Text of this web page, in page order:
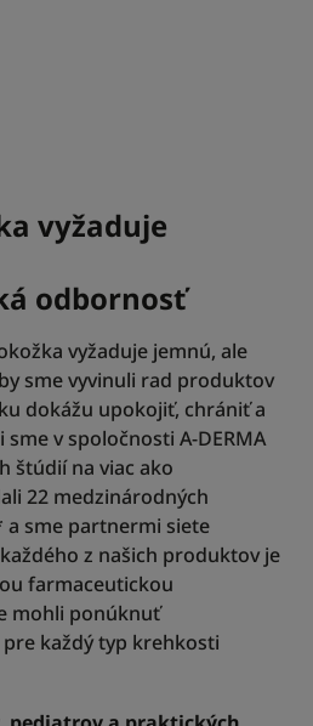
vyžaduje
odbornosť
vyžaduje jemnú, ale
sme vyvinuli rad produktov
dokážu upokojiť, chrániť a
v spoločnosti A-DERMA
štúdií na viac ako
22 medzinárodných
sme partnermi siete
z našich produktov je
farmaceutickou
mohli ponúknuť
každý typ krehkosti